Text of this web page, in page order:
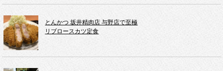
とんかつ 坂井精肉店 与野店で至極
リブロースカツ定食